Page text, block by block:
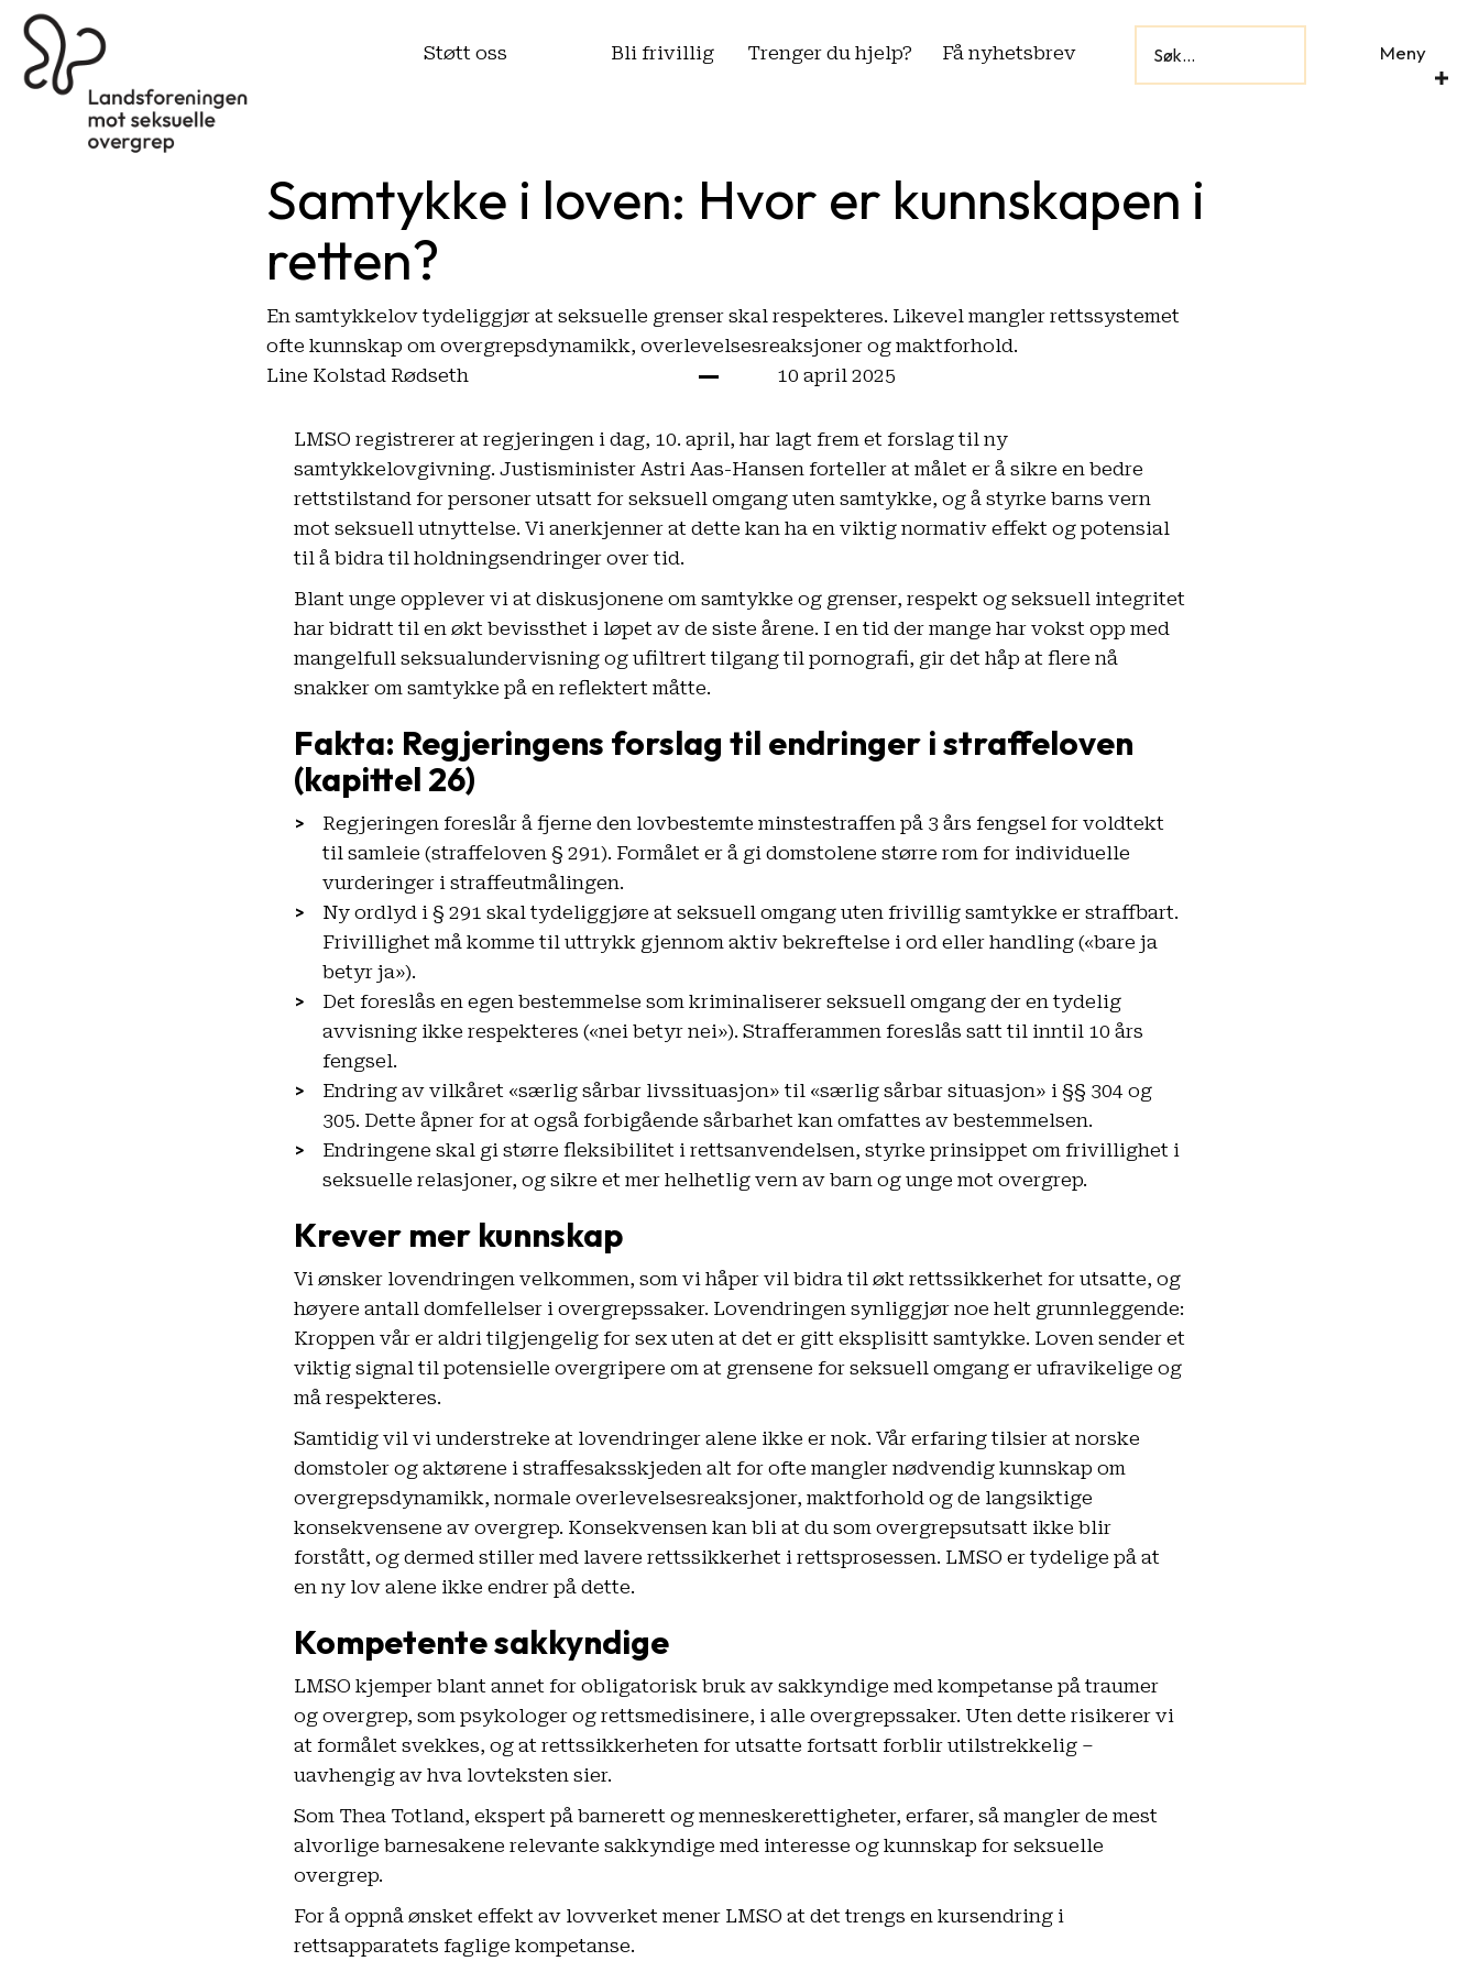
Støtt oss Bli frivillig Trenger du hjelp? Få nyhetsbrev Meny
Samtykke i loven: Hvor er kunnskapen i
retten?
En samtykkelov tydeliggjør at seksuelle grenser skal respekteres. Likevel mangler rettssystemet
ofte kunnskap om overgrepsdynamikk, overlevelsesreaksjoner og maktforhold.
Line Kolstad Rødseth
10 april 2025
LMSO registrerer at regjeringen i dag, 10. april, har lagt frem et forslag til ny
samtykkelovgivning. Justisminister Astri Aas-Hansen forteller at målet er å sikre en bedre
rettstilstand for personer utsatt for seksuell omgang uten samtykke, og å styrke barns vern
mot seksuell utnyttelse. Vi anerkjenner at dette kan ha en viktig normativ effekt og potensial
til å bidra til holdningsendringer over tid.
Blant unge opplever vi at diskusjonene om samtykke og grenser, respekt og seksuell integritet
har bidratt til en økt bevissthet i løpet av de siste årene. I en tid der mange har vokst opp med
mangelfull seksualundervisning og ufiltrert tilgang til pornografi, gir det håp at flere nå
snakker om samtykke på en reflektert måtte.
Fakta: Regjeringens forslag til endringer i straffeloven
(kapittel 26)
Regjeringen foreslår å fjerne den lovbestemte minstestraffen på 3 års fengsel for voldtekt
til samleie (straffeloven § 291). Formålet er å gi domstolene større rom for individuelle
vurderinger i straffeutmålingen.
Ny ordlyd i § 291 skal tydeliggjøre at seksuell omgang uten frivillig samtykke er straffbart.
Frivillighet må komme til uttrykk gjennom aktiv bekreftelse i ord eller handling («bare ja
betyr ja»).
Det foreslås en egen bestemmelse som kriminaliserer seksuell omgang der en tydelig
avvisning ikke respekteres («nei betyr nei»). Strafferammen foreslås satt til inntil 10 års
fengsel.
Endring av vilkåret «særlig sårbar livssituasjon» til «særlig sårbar situasjon» i §§ 304 og
305. Dette åpner for at også forbigående sårbarhet kan omfattes av bestemmelsen.
Endringene skal gi større fleksibilitet i rettsanvendelsen, styrke prinsippet om frivillighet i
seksuelle relasjoner, og sikre et mer helhetlig vern av barn og unge mot overgrep.
Krever mer kunnskap
Vi ønsker lovendringen velkommen, som vi håper vil bidra til økt rettssikkerhet for utsatte, og
høyere antall domfellelser i overgrepssaker. Lovendringen synliggjør noe helt grunnleggende:
Kroppen vår er aldri tilgjengelig for sex uten at det er gitt eksplisitt samtykke. Loven sender et
viktig signal til potensielle overgripere om at grensene for seksuell omgang er ufravikelige og
må respekteres.
Samtidig vil vi understreke at lovendringer alene ikke er nok. Vår erfaring tilsier at norske
domstoler og aktørene i straffesaksskjeden alt for ofte mangler nødvendig kunnskap om
overgrepsdynamikk, normale overlevelsesreaksjoner, maktforhold og de langsiktige
konsekvensene av overgrep. Konsekvensen kan bli at du som overgrepsutsatt ikke blir
forstått, og dermed stiller med lavere rettssikkerhet i rettsprosessen. LMSO er tydelige på at
en ny lov alene ikke endrer på dette.
Kompetente sakkyndige
LMSO kjemper blant annet for obligatorisk bruk av sakkyndige med kompetanse på traumer
og overgrep, som psykologer og rettsmedisinere, i alle overgrepssaker. Uten dette risikerer vi
at formålet svekkes, og at rettssikkerheten for utsatte fortsatt forblir utilstrekkelig –
uavhengig av hva lovteksten sier.
Som Thea Totland, ekspert på barnerett og menneskerettigheter, erfarer, så mangler de mest
alvorlige barnesakene relevante sakkyndige med interesse og kunnskap for seksuelle
overgrep.
For å oppnå ønsket effekt av lovverket mener LMSO at det trengs en kursendring i
rettsapparatets faglige kompetanse.